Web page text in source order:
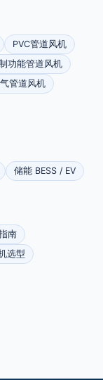
PVC管道风机
功能管道风机
管道风机
储能 BESS / EV
南
选型